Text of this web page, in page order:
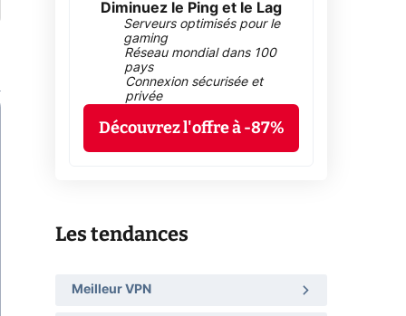
Diminuez le Ping et le Lag
Serveurs optimisés pour le
gaming
Réseau mondial dans 100
pays
Connexion sécurisée et
privée
Découvrez l'offre à -87%
Les tendances
Meilleur VPN